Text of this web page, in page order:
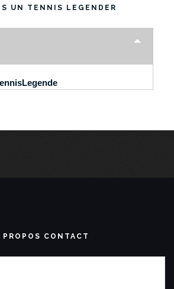
UN TENNIS LEGENDER
PROPOS CONTACT